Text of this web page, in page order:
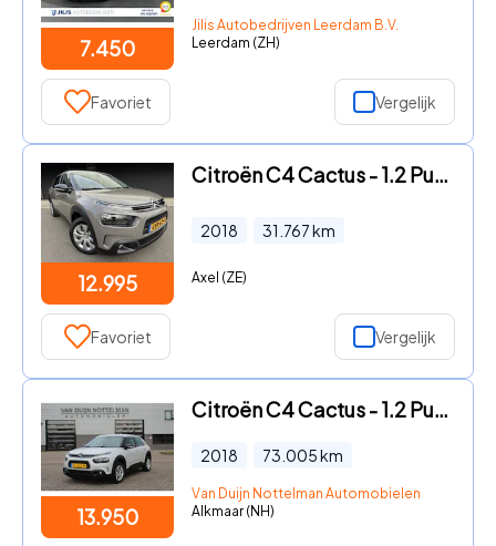
7.450
Jilis Autobedrijven Leerdam B.V.
Leerdam (ZH)
Favoriet Vergelijk
12.995
Citroën C4 Cactus - 1.2 PureTech Feel
2018 31.767km
Axel (ZE)
Favoriet Vergelijk
13.950
Citroën C4 Cactus - 1.2 PureTech Business / Carplay / Automaat / N.A.P.
2018 73.005km
Van Duijn Nottelman Automobielen
Alkmaar (NH)